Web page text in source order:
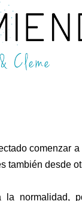
comenzar
también desde
normalidad,